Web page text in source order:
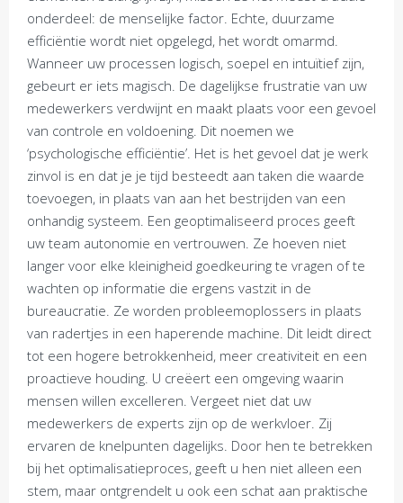
onderdeel: de menselijke factor. Echte, duurzame
efficiëntie wordt niet opgelegd, het wordt omarmd.
Wanneer uw processen logisch, soepel en intuïtief zijn,
gebeurt er iets magisch. De dagelijkse frustratie van uw
medewerkers verdwijnt en maakt plaats voor een gevoel
van controle en voldoening. Dit noemen we
‘psychologische efficiëntie’. Het is het gevoel dat je werk
zinvol is en dat je je tijd besteedt aan taken die waarde
toevoegen, in plaats van aan het bestrijden van een
onhandig systeem. Een geoptimaliseerd proces geeft
uw team autonomie en vertrouwen. Ze hoeven niet
langer voor elke kleinigheid goedkeuring te vragen of te
wachten op informatie die ergens vastzit in de
bureaucratie. Ze worden probleemoplossers in plaats
van radertjes in een haperende machine. Dit leidt direct
tot een hogere betrokkenheid, meer creativiteit en een
proactieve houding. U creëert een omgeving waarin
mensen willen excelleren. Vergeet niet dat uw
medewerkers de experts zijn op de werkvloer. Zij
ervaren de knelpunten dagelijks. Door hen te betrekken
bij het optimalisatieproces, geeft u hen niet alleen een
stem, maar ontgrendelt u ook een schat aan praktische